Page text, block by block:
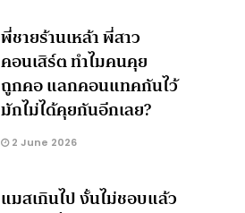
พี่ชายร้านเหล้า พี่สาว
คอนเสิร์ต ทำไมคนคุย
ถูกคอ แลกคอนแทคกันไว้
มักไม่ได้คุยกันอีกเลย?
2 June 2026
แมสเกินไป งั้นไม่ชอบแล้ว